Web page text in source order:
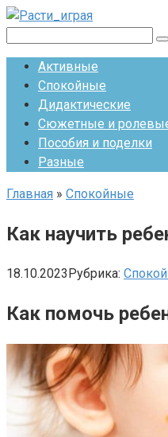
Перейти
Активные
Спокойные
Дидактические
Сюжетные и
Пособия и поделки
Разные
Главная » Спокойные
Как научить
18.10.2023Рубрика:
Как помочь